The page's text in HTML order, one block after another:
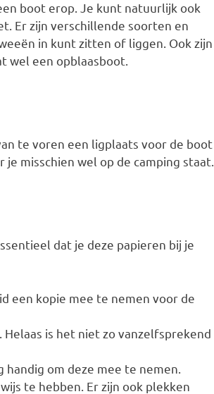
boot erop. Je kunt natuurlijk ook
Er zijn verschillende soorten en
in kunt zitten of liggen. Ook zijn
wel een opblaasboot.
te voren een ligplaats voor de boot
misschien wel op de camping staat.
dat je deze papieren bij je
een kopie mee te nemen voor de
is het niet zo vanzelfsprekend
om deze mee te nemen.
te hebben. Er zijn ook plekken